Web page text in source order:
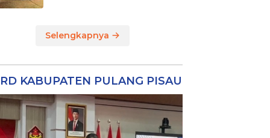
Selengkapnya
KABUPATEN PULANG PISAU